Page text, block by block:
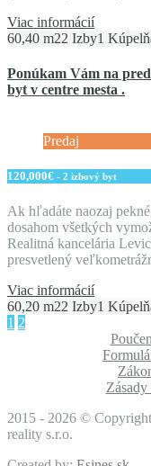
Viac informácií
60,40 m22 Izby1
Ponúkam Vám na
byt v centre mesta .
Predaj
120,000€ - 2 izbový byt
Ak hľadáte naozaj
dosahom všetkých
Realitná kancelária
presvetlený
Viac informácií
60,20 m22 Izby1
1 2
2015 - 2026 ©
reality s.r.o.